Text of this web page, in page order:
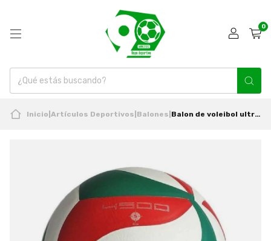
0
Inicio Artículos Deportivos Balones Balon de voleibol ultra touch 4500 Santiago 2023 Molten